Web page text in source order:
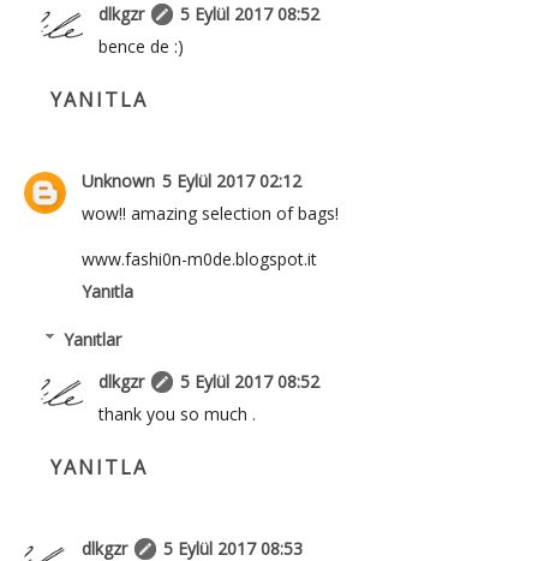
dlkgzr
5 Eylül 2017 08:52
bence de :)
YANITLA
Unknown 5 Eylül 2017 02:12
wow!! amazing selection of bags!
www.fashi0n-m0de.blogspot.it
Yanıtla
Yanıtlar
dlkgzr
5 Eylül 2017 08:52
thank you so much .
YANITLA
dlkgzr
5 Eylül 2017 08:53